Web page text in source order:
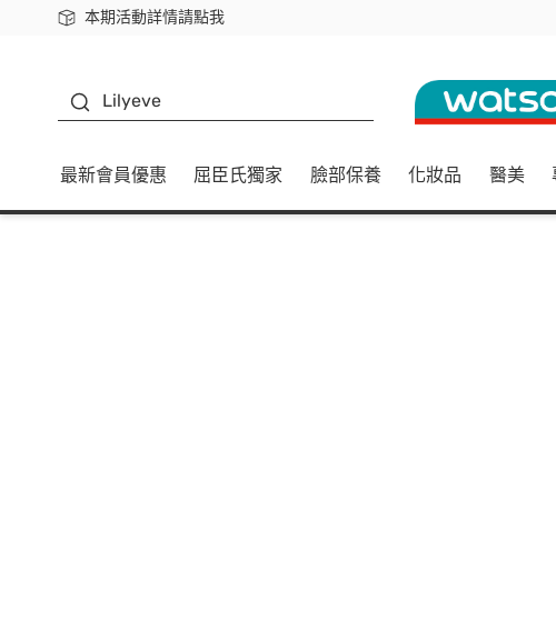
本期活動詳情請點我
下載app最高回饋$350
Lilyeve
最新會員優惠 屈臣氏獨家 臉部保養 化妝品 醫美